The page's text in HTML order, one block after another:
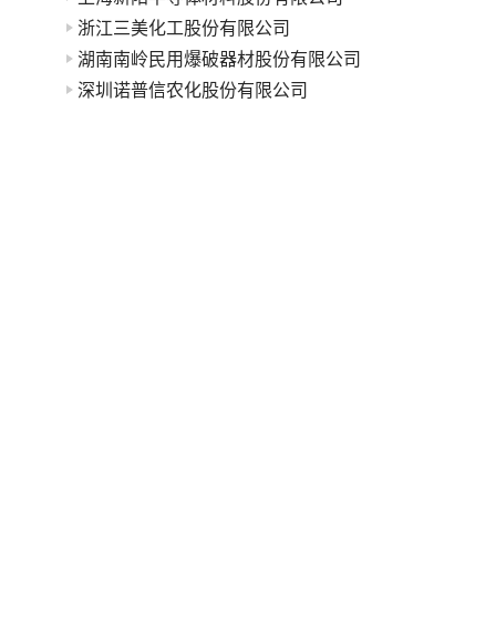
浙江三美化工股份有限公司
湖南南岭民用爆破器材股份有限公司
深圳诺普信农化股份有限公司